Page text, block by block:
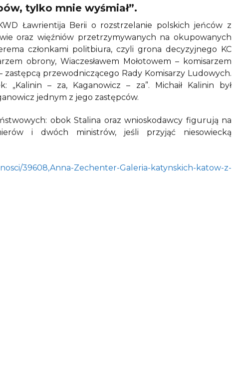
tylko mnie wyśmiał”.
Ławrientija Berii o rozstrzelanie polskich jeńców z
oraz więźniów przetrzymywanych na okupowanych
członkami politbiura, czyli grona decyzyjnego KC
obrony, Wiaczesławem Mołotowem – komisarzem
przewodniczącego Rady Komisarzy Ludowych.
– za, Kaganowicz – za”. Michaił Kalinin był
jednym z jego zastępców.
obok Stalina oraz wnioskodawcy figurują na
i dwóch ministrów, jeśli przyjąć niesowiecką
39608,Anna-Zechenter-Galeria-katynskich-katow-z-